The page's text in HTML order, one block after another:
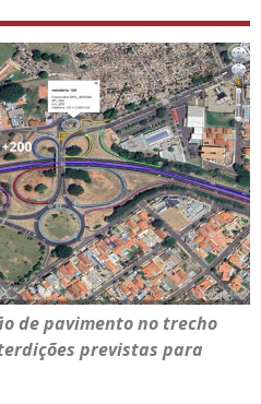
de pavimento no trecho
previstas para